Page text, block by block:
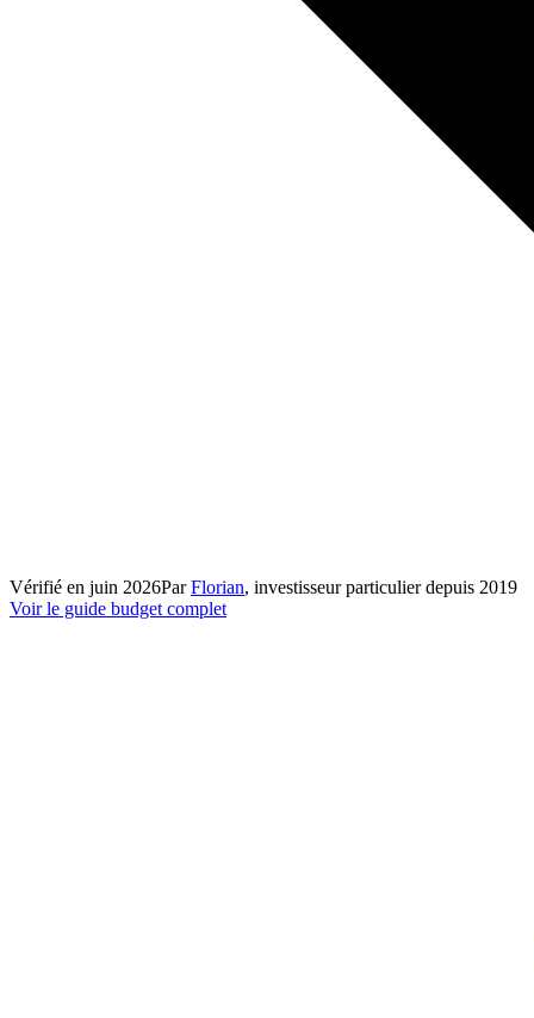
Vérifié en juin 2026Par Florian, investisseur particulier depuis 2019
Voir le guide budget complet